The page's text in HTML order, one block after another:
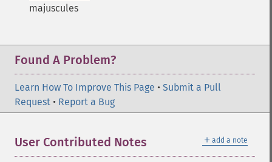
majuscules
Found A Problem?
Learn How To Improve This Page • Submit a Pull
Request • Report a Bug
＋ add a note
User Contributed Notes